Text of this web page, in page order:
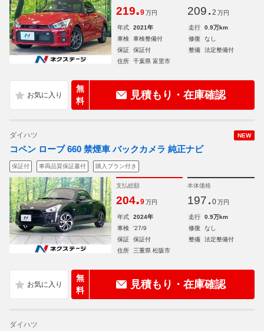
219.9 万円 209. 2 万円
年式 2021年 走行
0.9万km
車検
車検整備付 修復
なし
保証
保証付 整備
法定整備付
住所
千葉県 富里市
無
料
見積もり・在庫確認
NEW
ダイハツ
コペン ローブ 660 禁煙車 バックカメラ 純正ナビ
保証付 車両品質保証書付 購入プラン付き
支払総額
204.9 万円
本体価格
197. 0 万円
年式 2024年 走行
0.9万km
車検
'27/9 修復
なし
保証
保証付 整備
法定整備付
住所
三重県 松阪市
無
料
見積もり・在庫確認
ダイハツ